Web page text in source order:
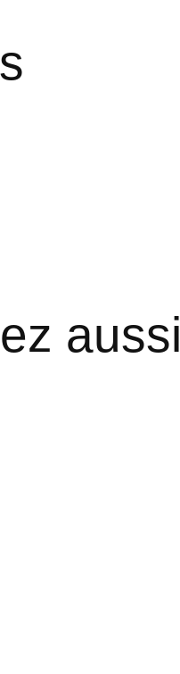
aussi